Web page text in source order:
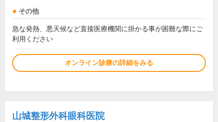
その他
急な発熱、悪天候など直接医療機関に掛かる事が困難な際にご
利用ください
オンライン診療の詳細をみる
山城整形外科眼科医院